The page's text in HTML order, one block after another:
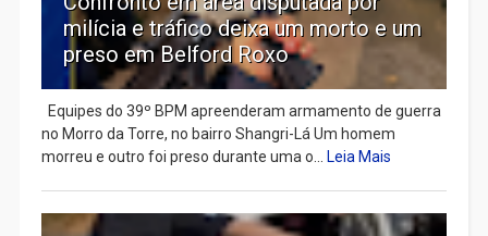
milícia e tráfico deixa um morto e um
preso em Belford Roxo
Equipes do 39º BPM apreenderam armamento de guerra
no Morro da Torre, no bairro Shangri-Lá Um homem
morreu e outro foi preso durante uma o... Leia Mais